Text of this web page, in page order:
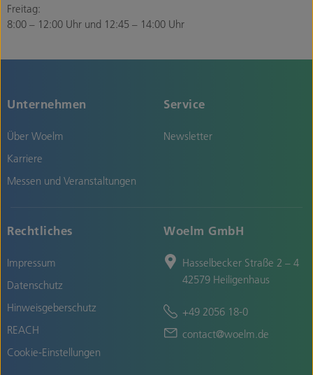
Freitag:
8:00 – 12:00 Uhr und 12:45 – 14:00 Uhr
Unternehmen
Über Woelm
Karriere
Messen und Veranstaltungen
Service
Newsletter
Rechtliches
Impressum
Datenschutz
Hinweisgeberschutz
REACH
Cookie-Einstellungen
Woelm GmbH
Hasselbecker Straße 2 – 4
42579 Heiligenhaus
+49 2056 18-0
contact@woelm.de